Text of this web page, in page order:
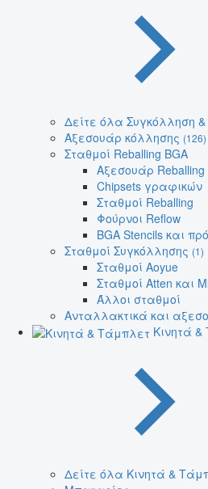
Δείτε όλα Συγκόλληση &
Αξεσουάρ κόλλησης (126)
Σταθμοί Reballing BGA
Αξεσουάρ Reballing
Chipsets γραφικών
Σταθμοί Reballing
Φούρνοι Reflow
BGA Stencils και
Σταθμοί Συγκόλλησης (1)
Σταθμοί Aoyue
Σταθμοί Atten και
Άλλοι σταθμοί
Ανταλλακτικά και
Κινητά
Δείτε όλα Κινητά &